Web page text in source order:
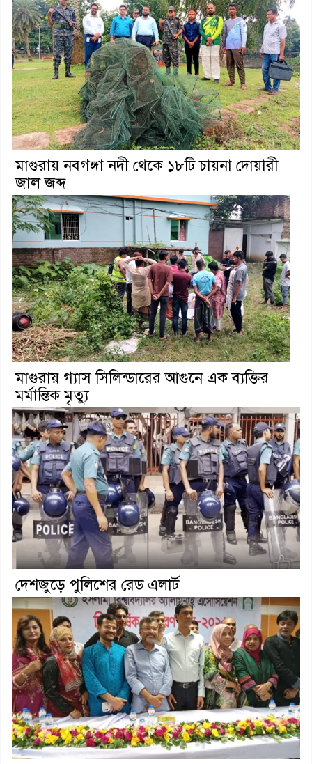
মাগুরায় নবগঙ্গা নদী থেকে ১৮টি চায়না দোয়ারী
জাল জব্দ
মাগুরায় গ্যাস সিলিন্ডারের আগুনে এক ব্যক্তির
মর্মান্তিক মৃত্যু
দেশজুড়ে পুলিশের রেড এলার্ট